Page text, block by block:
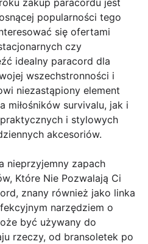
zakup paracordu jest
popularności tego
się ofertami
czy
idealny paracord dla
wszechstronności i
niezastąpiony element
miłośników survivalu, jak i
i stylowych
akcesoriów.
nieprzyjemny zapach
Które Nie Pozwalają Ci
znany również jako linka
narzędziem o
być używany do
rzeczy, od bransoletek po